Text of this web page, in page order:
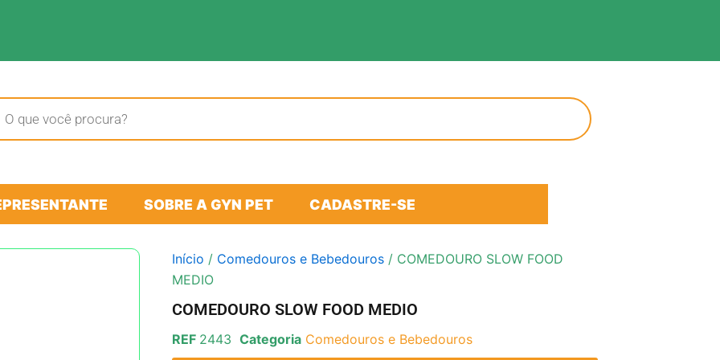
SOBRE A GYN PET CADASTRE-SE
Início / Comedouros e Bebedouros / COMEDOURO SLOW FOOD
MEDIO
COMEDOURO SLOW FOOD MEDIO
REF 2443 Categoria Comedouros e Bebedouros